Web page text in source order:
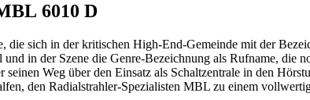
6010 D
die sich in der kritischen High-End-Gemeinde mit der
in der Szene die Genre-Bezeichnung als Rufname,
Weg über den Einsatz als Schaltzentrale in den
den Radialstrahler-Spezialisten MBL zu einem